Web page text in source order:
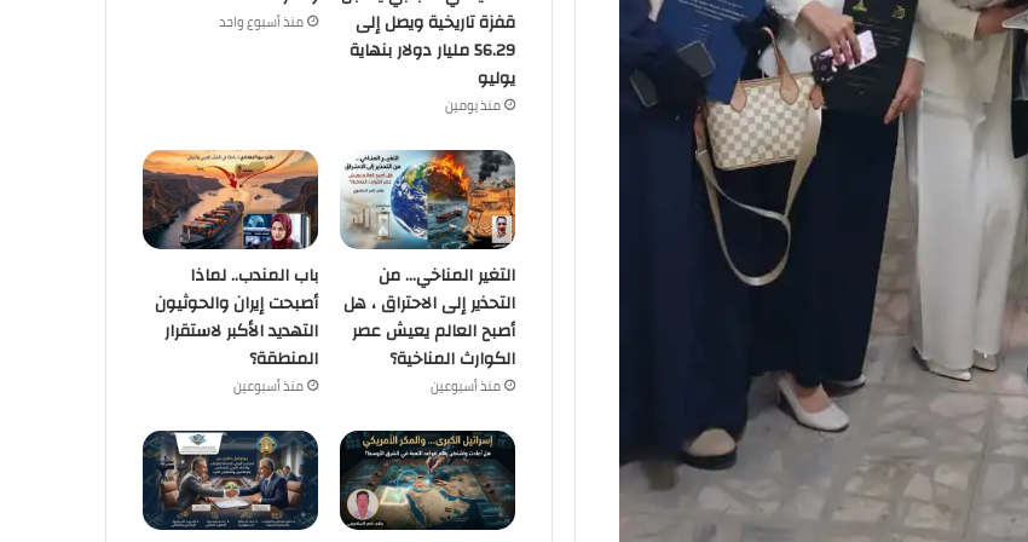
قفزة تاريخية ويصل إلى
56.29 مليار دولار بنهاية
يوليو
منذ يومين
منذ أسبوع واحد
التغير المناخي… من
التحذير إلى الاحتراق ، هل
أصبح العالم يعيش عصر
الكوارث المناخية؟
منذ أسبوعين
باب المندب.. لماذا
أصبحت إيران والحوثيون
التهديد الأكبر لاستقرار
المنطقة؟
منذ أسبوعين